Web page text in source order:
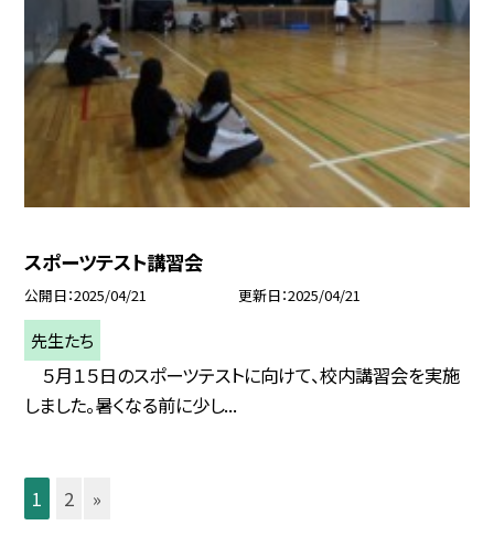
スポーツテスト講習会
公開日 2025/04/21 更新日 2025/04/21
先生たち
５月１５日のスポーツテストに向けて、校内講習会を実施
しました。暑くなる前に少し...
1 2 »